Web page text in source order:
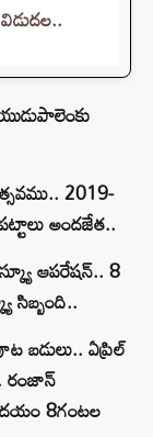
2019-
అందజేత..
ఆపరేషన్.. 8
సిబ్బంది..
బడులు.. ఏప్రిల్
రంజాన్
8గంటల